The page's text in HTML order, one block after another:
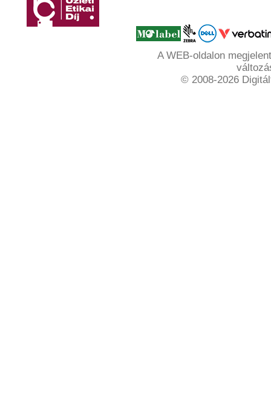
A WEB-oldalon
© 2008-2026